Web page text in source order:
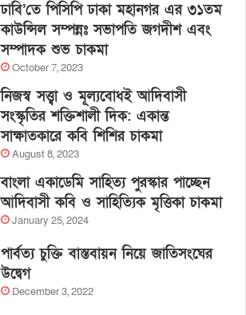
ঢাবি’তে পিসিপি ঢাকা মহানগর এর ৩১তম
কাউন্সিল সম্পন্নঃ সভাপতি জগদীশ এবং
সম্পাদক শুভ চাকমা
October 7, 2023
নিজস্ব সত্ত্বা ও মূল্যবোধই আদিবাসী
সংস্কৃতির শক্তিশালী দিক: একান্ত
সাক্ষাতকারে কবি শিশির চাকমা
August 8, 2023
বাংলা একাডেমি সাহিত্য পুরস্কার পাচ্ছেন
আদিবাসী কবি ও সাহিত্যিক মৃত্তিকা চাকমা
January 25, 2024
পার্বত্য চুক্তি বাস্তবায়ন নিয়ে জাতিসংঘের
উদ্বেগ
December 3, 2022